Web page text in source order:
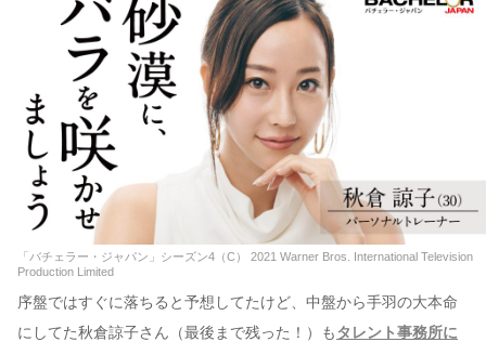
「バチェラー・ジャパン」シーズン4（C） 2021 Warner Bros. International Television
Production Limited
序盤ではすぐに落ちると予想してたけど、中盤から手羽の大本命
にしてた秋倉諒子さん（最後まで残った！）もタレント事務所に